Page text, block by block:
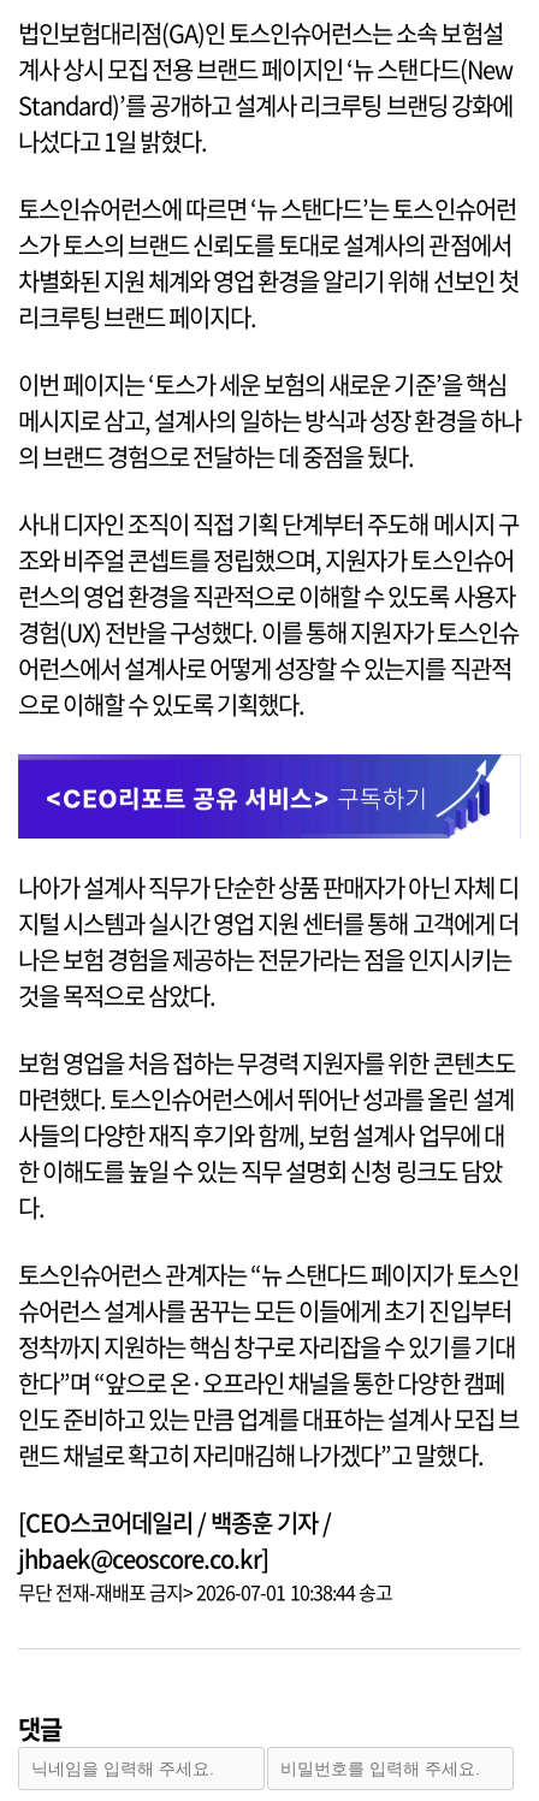
법인보험대리점(GA)인 토스인슈어런스는 소속 보험설
계사 상시 모집 전용 브랜드 페이지인 ‘뉴 스탠다드(New
Standard)’를 공개하고 설계사 리크루팅 브랜딩 강화에
나섰다고 1일 밝혔다.
토스인슈어런스에 따르면 ‘뉴 스탠다드’는 토스인슈어런
스가 토스의 브랜드 신뢰도를 토대로 설계사의 관점에서
차별화된 지원 체계와 영업 환경을 알리기 위해 선보인 첫
리크루팅 브랜드 페이지다.
이번 페이지는 ‘토스가 세운 보험의 새로운 기준’을 핵심
메시지로 삼고, 설계사의 일하는 방식과 성장 환경을 하나
의 브랜드 경험으로 전달하는 데 중점을 뒀다.
사내 디자인 조직이 직접 기획 단계부터 주도해 메시지 구
조와 비주얼 콘셉트를 정립했으며, 지원자가 토스인슈어
런스의 영업 환경을 직관적으로 이해할 수 있도록 사용자
경험(UX) 전반을 구성했다. 이를 통해 지원자가 토스인슈
어런스에서 설계사로 어떻게 성장할 수 있는지를 직관적
으로 이해할 수 있도록 기획했다.
나아가 설계사 직무가 단순한 상품 판매자가 아닌 자체 디
지털 시스템과 실시간 영업 지원 센터를 통해 고객에게 더
나은 보험 경험을 제공하는 전문가라는 점을 인지시키는
것을 목적으로 삼았다.
보험 영업을 처음 접하는 무경력 지원자를 위한 콘텐츠도
마련했다. 토스인슈어런스에서 뛰어난 성과를 올린 설계
사들의 다양한 재직 후기와 함께, 보험 설계사 업무에 대
한 이해도를 높일 수 있는 직무 설명회 신청 링크도 담았
다.
토스인슈어런스 관계자는 “뉴 스탠다드 페이지가 토스인
슈어런스 설계사를 꿈꾸는 모든 이들에게 초기 진입부터
정착까지 지원하는 핵심 창구로 자리잡을 수 있기를 기대
한다”며 “앞으로 온·오프라인 채널을 통한 다양한 캠페
인도 준비하고 있는 만큼 업계를 대표하는 설계사 모집 브
랜드 채널로 확고히 자리매김해 나가겠다”고 말했다.
[CEO스코어데일리 / 백종훈 기자 /
jhbaek@ceoscore.co.kr]
무단 전재-재배포 금지> 2026-07-01 10:38:44 송고
댓글